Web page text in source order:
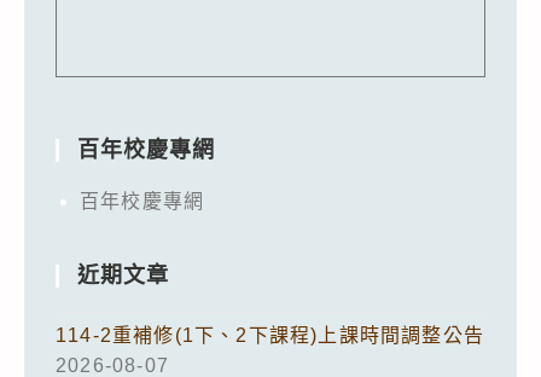
百年校慶專網
百年校慶專網
近期文章
114-2重補修(1下、2下課程)上課時間調整公告
2026-08-07